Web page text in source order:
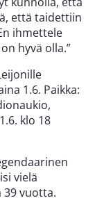
että taidettiin
ihmettele
hyvä olla.”
1.6. Paikka:
klo 18
vielä
39 vuotta.